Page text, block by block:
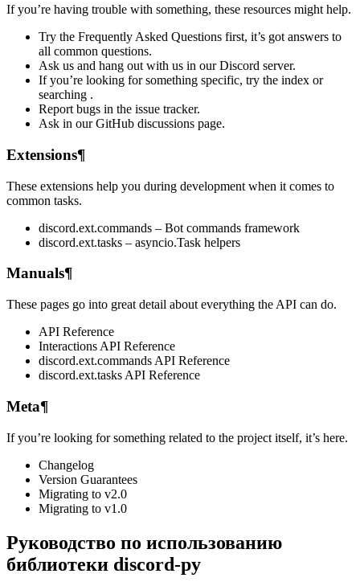
If you’re having trouble with something, these resources might help.
Try the Frequently Asked Questions first, it’s got answers to
all common questions.
Ask us and hang out with us in our Discord server.
If you’re looking for something specific, try the index or
searching .
Report bugs in the issue tracker.
Ask in our GitHub discussions page.
Extensions¶
These extensions help you during development when it comes to
common tasks.
discord.ext.commands – Bot commands framework
discord.ext.tasks – asyncio.Task helpers
Manuals¶
These pages go into great detail about everything the API can do.
API Reference
Interactions API Reference
discord.ext.commands API Reference
discord.ext.tasks API Reference
Meta¶
If you’re looking for something related to the project itself, it’s here.
Changelog
Version Guarantees
Migrating to v2.0
Migrating to v1.0
Руководство по использованию
библиотеки discord-py